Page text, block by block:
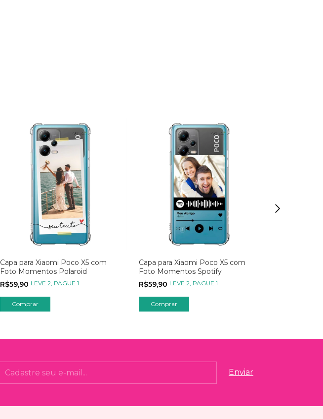
Capa para Xiaomi Poco X5 com
Foto Momentos Polaroid
R$59,90 LEVE 2, PAGUE 1
Comprar
Capa para Xiaomi Poco X5 com
Foto Momentos Spotify
R$59,90 LEVE 2, PAGUE 1
Comprar